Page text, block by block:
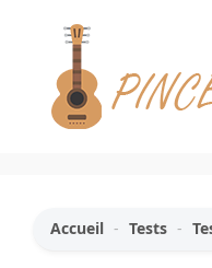
contenu
Accueil - Tests -